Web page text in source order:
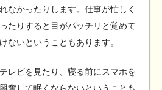
なかったりします。仕事が忙しく
たりすると目がパッチリと覚めて
ないということもあります。
レビを見たり、寝る前にスマホを
奮して眠くならないということも